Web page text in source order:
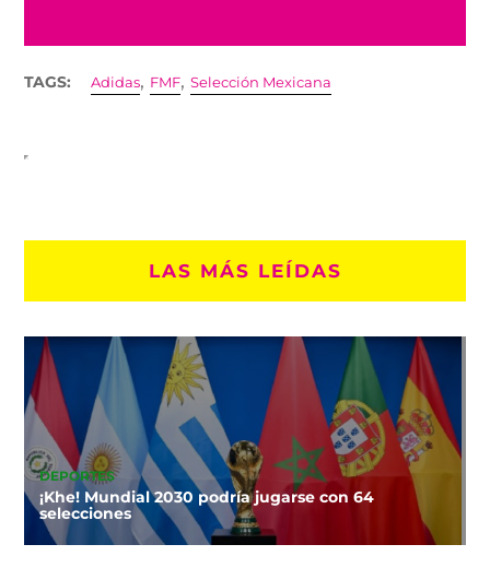
TAGS: Adidas, FMF,Selección Mexicana
LAS MÁS LEÍDAS
DEPORTES
¡Khe! Mundial 2030 podría jugarse con 64
selecciones